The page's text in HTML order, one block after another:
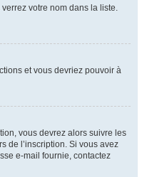
votre nom dans la liste.
et vous devriez pouvoir à
vous devrez alors suivre les
de l’inscription. Si vous avez
e-mail fournie, contactez